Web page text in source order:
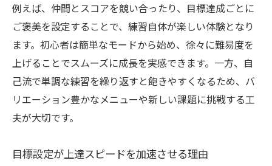
例えば、仲間とスコアを競い合ったり、目標達成ごとに
ご褒美を設定することで、練習自体が楽しい体験となり
ます。初心者は簡単なモードから始め、徐々に難易度を
上げることでスムーズに成長を実感できます。一方、自
己流で単調な練習を繰り返すと飽きやすくなるため、バ
リエーション豊かなメニューや新しい課題に挑戦する工
夫が大切です。
目標設定が上達スピードを加速させる理由